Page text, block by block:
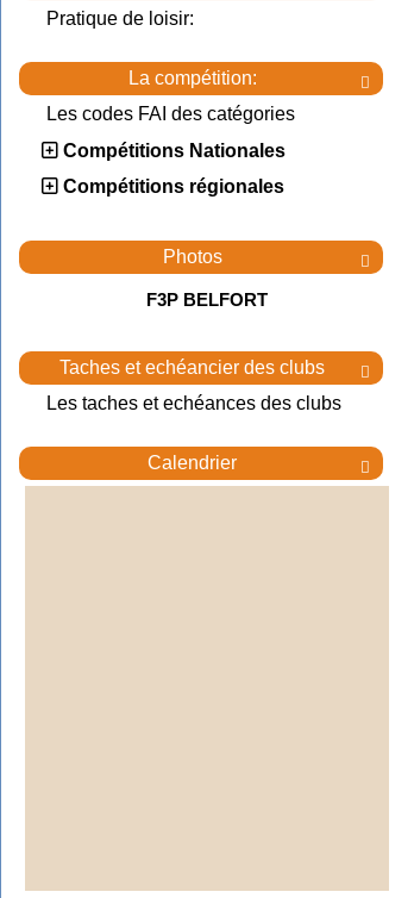
Pratique de loisir:

La compétition:
Les codes FAI des catégories
Compétitions Nationales
Compétitions régionales

Photos
F3P BELFORT

Taches et echéancier des clubs
Les taches et echéances des clubs

Calendrier